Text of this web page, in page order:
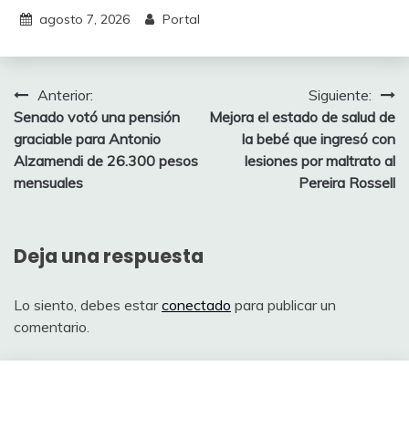
agosto 7, 2026 Portal
Navegación
de
entradas
Anterior:
Senado votó una pensión
graciable para Antonio
Alzamendi de 26.300 pesos
mensuales
Siguiente:
Mejora el estado de salud de
la bebé que ingresó con
lesiones por maltrato al
Pereira Rossell
Deja una respuesta
Lo siento, debes estarconectado para publicar un
comentario.